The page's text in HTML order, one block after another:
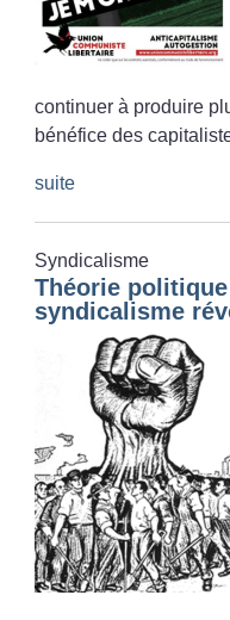
continuer à produire
bénéfice des
suite
Syndicalisme
Théorie
syndicalisme